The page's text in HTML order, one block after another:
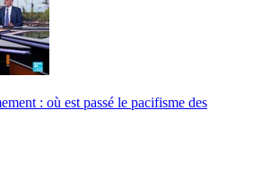
: où est passé le pacifisme des